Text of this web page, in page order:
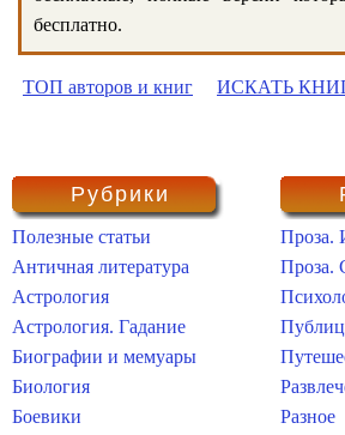
бесплатно.
ТОП авторов и книг ИСКАТЬ
Рубрики
Полезные статьи
Античная литература
Астрология
Астрология. Гадание
Биографии и мемуары
Биология
Боевики
Проза.
Проза.
Разное